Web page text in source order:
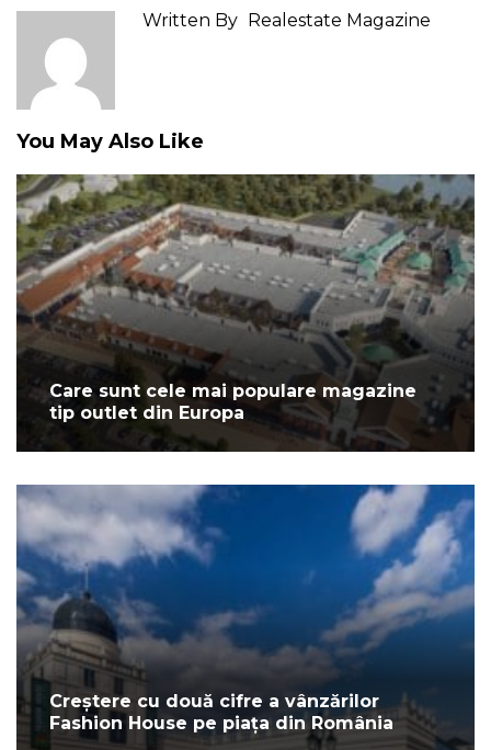
Written By Realestate Magazine
You May Also Like
Care sunt cele mai populare magazine
tip outlet din Europa
Creștere cu două cifre a vânzărilor
Fashion House pe piața din România